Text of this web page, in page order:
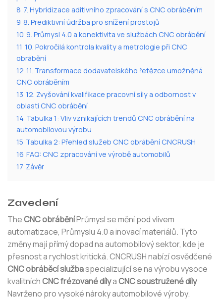
8 7. Hybridizace aditivního zpracování s CNC obráběním
9 8. Prediktivní údržba pro snížení prostojů
10 9. Průmysl 4.0 a konektivita ve službách CNC obrábění
11 10. Pokročilá kontrola kvality a metrologie při CNC
obrábění
12 11. Transformace dodavatelského řetězce umožněná
CNC obráběním
13 12. Zvyšování kvalifikace pracovní síly a odbornost v
oblasti CNC obrábění
14 Tabulka 1: Vliv vznikajících trendů CNC obrábění na
automobilovou výrobu
15 Tabulka 2: Přehled služeb CNC obrábění CNCRUSH
16 FAQ: CNC zpracování ve výrobě automobilů
17 Závěr
Zavedení
TheCNC obráběníPrůmysl se mění pod vlivem
automatizace, Průmyslu 4.0 a inovací materiálů. Tyto
změny mají přímý dopad na automobilový sektor, kde je
přesnost a rychlost kritická. CNCRUSH nabízí osvědčené
CNC obráběcí službaspecializující se na výrobu vysoce
kvalitníchCNC frézované dílyaCNC soustružené díly
Navrženo pro vysoké nároky automobilové výroby.